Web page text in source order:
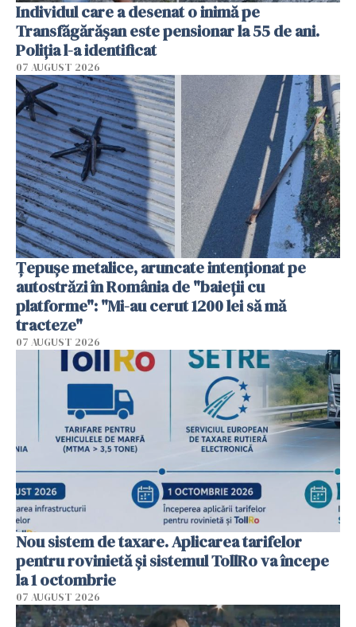
Individul care a desenat o inimă pe
Transfăgărășan este pensionar la 55 de ani.
Poliția l-a identificat
07 AUGUST 2026
Țepușe metalice, aruncate intenționat pe
autostrăzi în România de "baieții cu
platforme": "Mi-au cerut 1200 lei să mă
tracteze"
07 AUGUST 2026
Nou sistem de taxare. Aplicarea tarifelor
pentru rovinietă şi sistemul TollRo va începe
la 1 octombrie
07 AUGUST 2026